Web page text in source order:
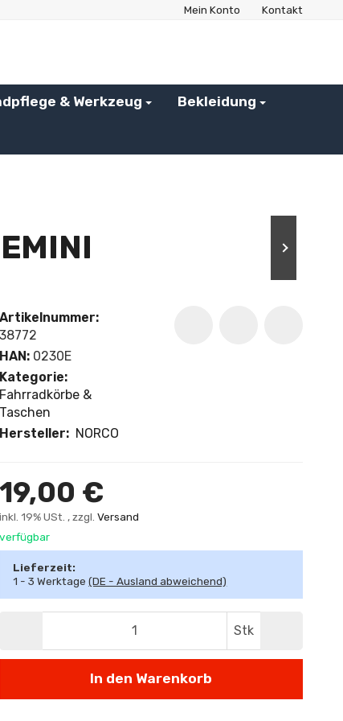
Mein Konto Kontakt
& Werkzeug Bekleidung
Artikelnummer:
38772
HAN: 0230E
Kategorie:
Fahrradkörbe &
Taschen
Hersteller: NORCO
19,00 €
inkl. 19% USt. , zzgl.Versand
verfügbar
Lieferzeit:
1 - 3 Werktage(DE - Ausland abweichend)
Stk
In den Warenkorb